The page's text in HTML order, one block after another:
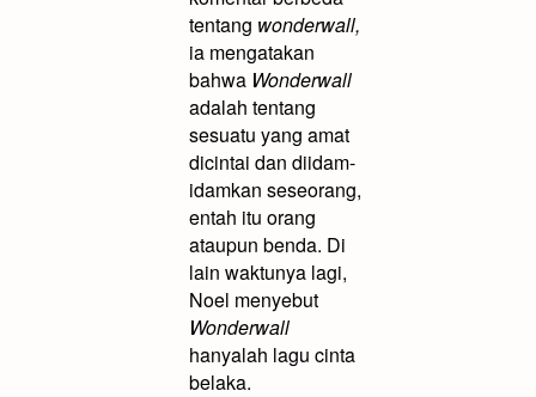
tentang wonderwall,
ia mengatakan
bahwa Wonderwall
adalah tentang
sesuatu yang amat
dicintai dan diidam-
idamkan seseorang,
entah itu orang
ataupun benda. Di
lain waktunya lagi,
Noel menyebut
Wonderwall
hanyalah lagu cinta
belaka.